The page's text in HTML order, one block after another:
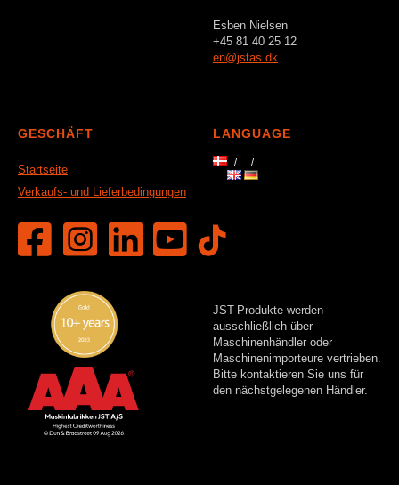
Esben Nielsen
+45 81 40 25 12
en@jstas.dk
GESCHÄFT
Startseite
Verkaufs- und Lieferbedingungen
LANGUAGE
JST-Produkte werden
ausschließlich über
Maschinenhändler oder
Maschinenimporteure vertrieben.
Bitte kontaktieren Sie uns für
den nächstgelegenen Händler.